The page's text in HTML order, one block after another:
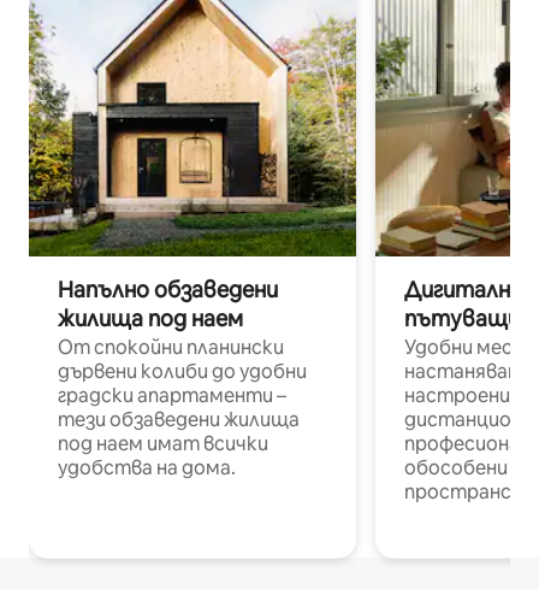
Напълно обзаведени
жилища под наем
От спокойни планински
дървени колиби до удобни
градски апартаменти –
тези обзаведени жилища
под наем имат всички
удобства на дома.
Дигитални
пътуващи
Удобни
настаняване
настроени и
обособени